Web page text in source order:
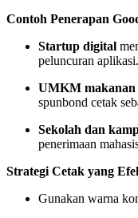
Contoh Penerapan
Startup digital
peluncuran aplikasi.
UMKM makanan
spunbond cetak
Sekolah dan
penerimaan
Strategi Cetak yang
Gunakan warna